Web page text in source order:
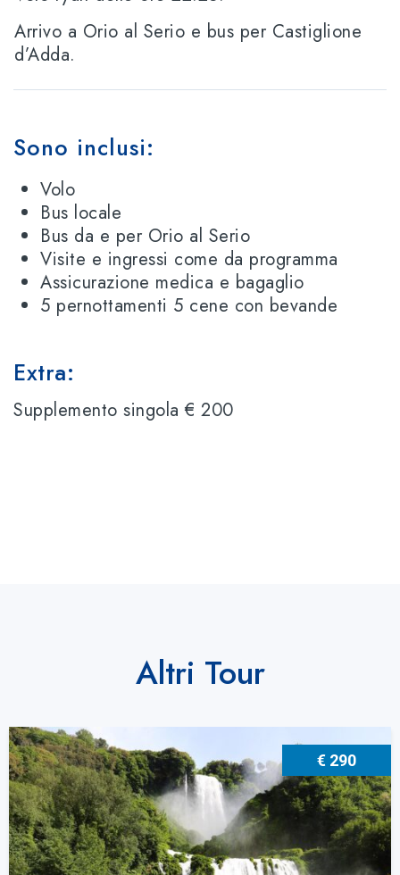
Arrivo a Orio al Serio e bus per Castiglione
d’Adda.
Sono inclusi:
Volo
Bus locale
Bus da e per Orio al Serio
Visite e ingressi come da programma
Assicurazione medica e bagaglio
5 pernottamenti 5 cene con bevande
Extra:
Supplemento singola € 200
Altri Tour
€ 290